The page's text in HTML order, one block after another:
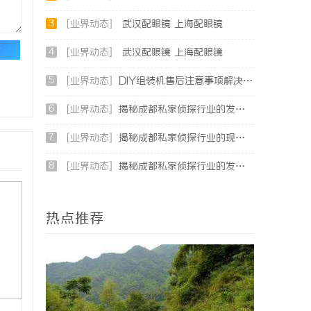
3 [业界动态] 武汉配眼镜 上海配眼镜
4 [业界动态] 武汉配眼镜 上海配眼镜
5 [业界动态] DIY组装机售后注意事项解决方案
6 [业界动态] 揭秘成都私家侦探行业的发展与应用现状全解析
7 [业界动态] 揭秘成都私家侦探行业的现状与发展趋势
8 [业界动态] 揭秘成都私家侦探行业的发展与服务多样性解析
热点推荐